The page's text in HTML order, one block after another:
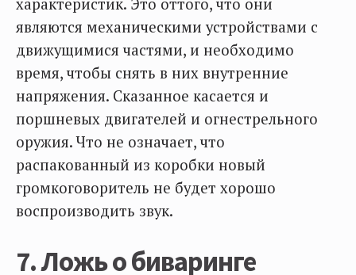
характеристик. Это оттого, что они
являются механическими устройствами с
движущимися частями, и необходимо
время, чтобы снять в них внутренние
напряжения. Сказанное касается и
поршневых двигателей и огнестрельного
оружия. Что не означает, что
распакованный из коробки новый
громкоговоритель не будет хорошо
воспроизводить звук.
7. Ложь о биваринге